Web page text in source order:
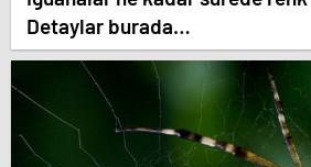
Detaylar burada…